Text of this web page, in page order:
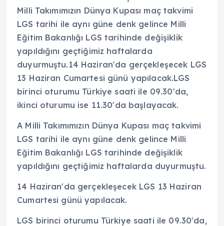
Milli Takımımızın Dünya Kupası maç takvimi
LGS tarihi ile aynı güne denk gelince Milli
Eğitim Bakanlığı LGS tarihinde değişiklik
yapıldığını geçtiğimiz haftalarda
duyurmuştu.14 Haziran'da gerçekleşecek LGS
13 Haziran Cumartesi günü yapılacak.LGS
birinci oturumu Türkiye saati ile 09.30'da,
ikinci oturumu ise 11.30'da başlayacak.
A Milli Takımımızın Dünya Kupası maç takvimi
LGS tarihi ile aynı güne denk gelince Milli
Eğitim Bakanlığı LGS tarihinde değişiklik
yapıldığını geçtiğimiz haftalarda duyurmuştu.
14 Haziran'da gerçekleşecek LGS 13 Haziran
Cumartesi günü yapılacak.
LGS birinci oturumu Türkiye saati ile 09.30'da,